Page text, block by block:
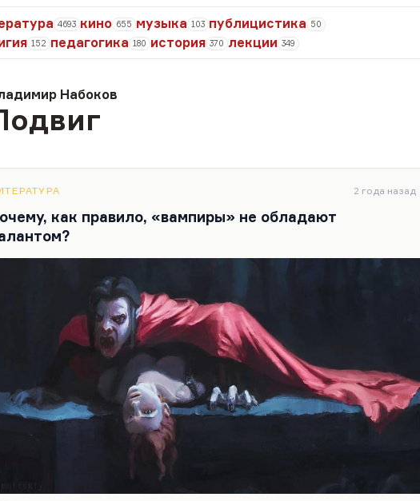
4693 кино 655 музыка 103 публицистика 50
152 педагогика 180 история 370 лекции 349
Набоков
2 года назад
как правило, «вампиры» не обладают